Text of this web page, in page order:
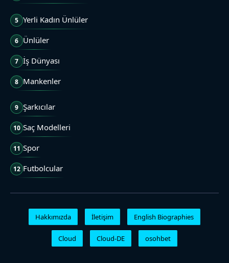
5 Yerli Kadın Ünlüler
6 Ünlüler
7 İş Dünyası
8 Mankenler
9 Şarkıcılar
10 Saç Modelleri
11 Spor
12 Futbolcular
Hakkımızda İletişim English Biographies
Cloud Cloud-DE osohbet